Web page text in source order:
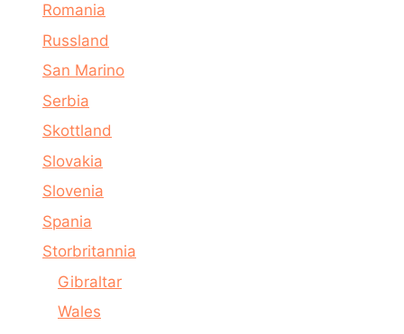
Romania
Russland
San Marino
Serbia
Skottland
Slovakia
Slovenia
Spania
Storbritannia
Gibraltar
Wales